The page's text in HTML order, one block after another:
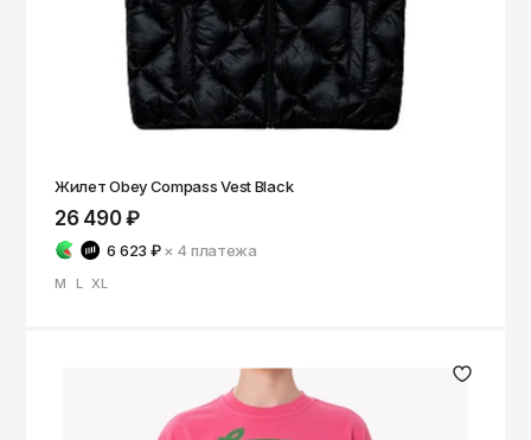
Жилет Obey Compass Vest Black
26 490 ₽
6 623 ₽ × 4платежа
M L XL